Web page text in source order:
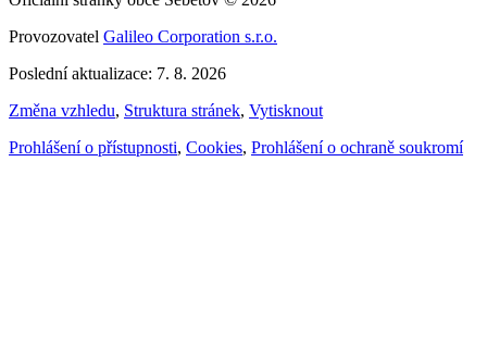
Provozovatel Galileo Corporation s.r.o.
Poslední aktualizace: 7. 8. 2026
Změna vzhledu, Struktura stránek, Vytisknout
Prohlášení o přístupnosti, Cookies, Prohlášení o ochraně soukromí